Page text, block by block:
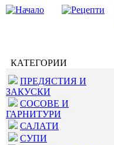
КАТЕГОРИИ
ПРЕДЯСТИЯ И
ЗАКУСКИ
СОСОВЕ И
ГАРНИТУРИ
САЛАТИ
СУПИ